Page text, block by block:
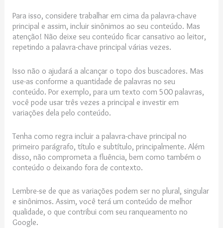
Para isso, considere trabalhar em cima da palavra-chave
principal e assim, incluir sinônimos ao seu conteúdo. Mas
atenção! Não deixe seu conteúdo ficar cansativo ao leitor,
repetindo a palavra-chave principal várias vezes.
Isso não o ajudará a alcançar o topo dos buscadores. Mas
use-as conforme a quantidade de palavras no seu
conteúdo. Por exemplo, para um texto com 500 palavras,
você pode usar três vezes a principal e investir em
variações dela pelo conteúdo.
Tenha como regra incluir a palavra-chave principal no
primeiro parágrafo, título e subtítulo, principalmente. Além
disso, não comprometa a fluência, bem como também o
conteúdo o deixando fora de contexto.
Lembre-se de que as variações podem ser no plural, singular
e sinônimos. Assim, você terá um conteúdo de melhor
qualidade, o que contribui com seu ranqueamento no
Google.